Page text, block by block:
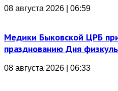
08 августа 2026 | 06:59
Медики Быковской ЦРБ
празднованию Дня
08 августа 2026 | 06:33